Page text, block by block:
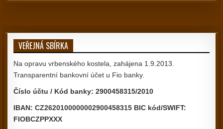
VEŘEJNÁ SBÍRKA
Na opravu vrbenského kostela, zahájena 1.9.2013.
Transparentní bankovní účet u Fio banky.
Číslo účtu / Kód banky: 2900458315/2010
IBAN: CZ2620100000002900458315 BIC kód/SWIFT:
FIOBCZPPXXX